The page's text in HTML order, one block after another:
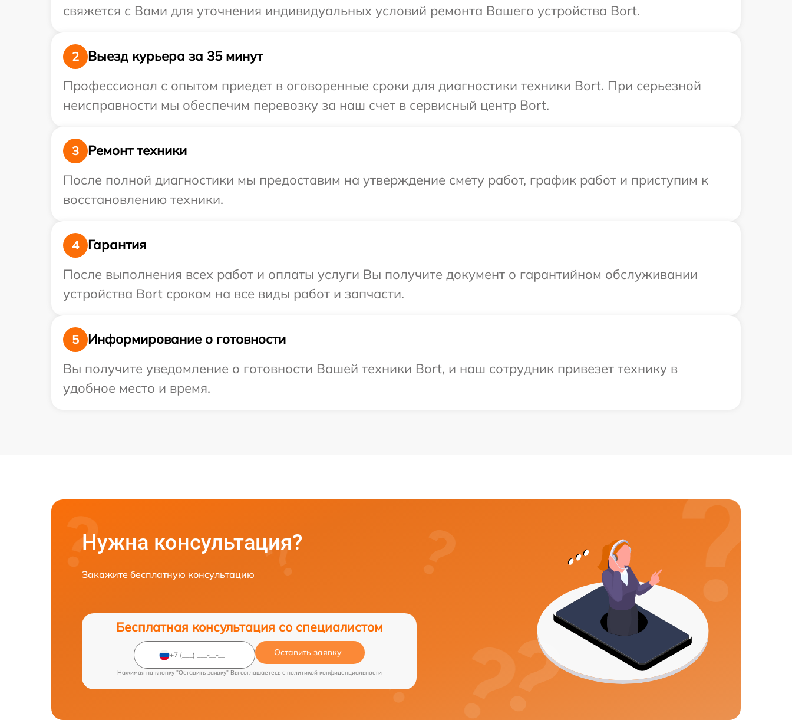
свяжется с Вами для уточнения индивидуальных условий ремонта Вашего устройства Bort.
2
Выезд курьера за 35 минут
Профессионал с опытом приедет в оговоренные сроки для диагностики техники Bort. При серьезной
неисправности мы обеспечим перевозку за наш счет в сервисный центр Bort.
3
Ремонт техники
После полной диагностики мы предоставим на утверждение смету работ, график работ и приступим к
восстановлению техники.
4
Гарантия
После выполнения всех работ и оплаты услуги Вы получите документ о гарантийном обслуживании
устройства Bort сроком на все виды работ и запчасти.
5
Информирование о готовности
Вы получите уведомление о готовности Вашей техники Bort, и наш сотрудник привезет технику в
удобное место и время.
Нужна консультация?
Закажите бесплатную консультацию
Бесплатная консультация со специалистом
Оставить заявку
Нажимая на кнопку "Оставить заявку" Вы соглашаетесь c политикой конфиденциальности